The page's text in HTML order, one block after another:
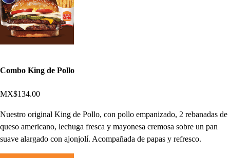
Combo King de Pollo
MX$134.00
Nuestro original King de Pollo, con pollo empanizado, 2 rebanadas de
queso americano, lechuga fresca y mayonesa cremosa sobre un pan
suave alargado con ajonjolí. Acompañada de papas y refresco.